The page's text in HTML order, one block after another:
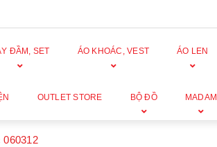
ĐẦM, SET ÁO KHOÁC, VEST ÁO LEN
OUTLET STORE BỘ ĐỒ MADAM
060312